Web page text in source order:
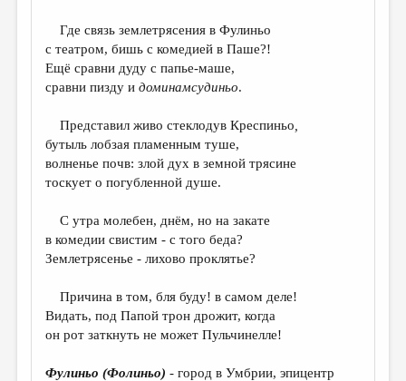
Где связь землетрясения в Фулиньо
с театром, бишь с комедией в Паше?!
Ещё сравни дуду с папье-маше,
сравни пизду идоминамсудиньо.
Представил живо стеклодув Креспиньо
бутыль лобзая пламенным туше,
волненье почв: злой дух в земной трясине
тоскует о погубленной душе.
С утра молебен, днём, но на закате
в комедии свистим - с того беда?
Землетрясенье - лихово проклятье?
Причина в том, бля буду! в самом деле!
Видать, под Папой трон дрожит, когда
он рот заткнуть не может Пульчинелле!
Фулиньо (Фолиньо) - город в Умбрии, эпицентр